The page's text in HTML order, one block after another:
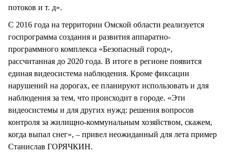
потоков и т. д».
С 2016 года на территории Омской области реализуется
госпрограмма создания и развития аппаратно-
программного комплекса «Безопасный город»,
рассчитанная до 2020 года. В итоге в регионе появится
единая видеосистема наблюдения. Кроме фиксации
нарушений на дорогах, ее планируют использовать и для
наблюдения за тем, что происходит в городе. «Эти
видеосистемы и для других нужд: решения вопросов
контроля за жилищно-коммунальным хозяйством, скажем,
когда выпал снег», – привел неожиданный для лета пример
Станислав ГОРЯЧКИН.